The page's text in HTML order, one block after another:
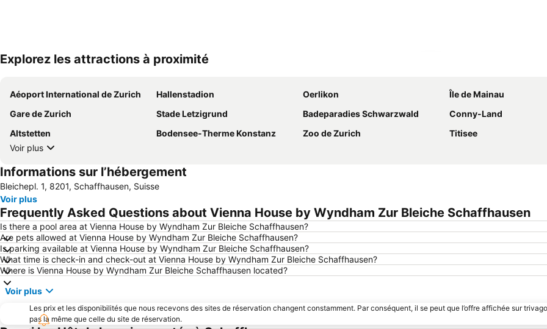
Explorez les attractions à proximité
Aéoport International de Zurich Hallenstadion Oerlikon
Île de Mainau
Gare de Zurich
Stade Letzigrund Badeparadies Schwarzwald
Conny-Land
Altstetten
Bodensee-Therme Konstanz Zoo de Zurich
Titisee
Voir plus
Informations sur l’hébergement
Bleichepl. 1, 8201, Schaffhausen, Suisse
Voir plus
Frequently Asked Questions about Vienna House by Wyndham Zur Bleiche Schaffhausen
Is there a pool area at Vienna House by Wyndham Zur Bleiche Schaffhausen?
Are pets allowed at Vienna House by Wyndham Zur Bleiche Schaffhausen?
Is parking available at Vienna House by Wyndham Zur Bleiche Schaffhausen?
What time is check-in and check-out at Vienna House by Wyndham Zur Bleiche Schaffhausen?
Where is Vienna House by Wyndham Zur Bleiche Schaffhausen located?
Voir plus
Les prix et les disponibilités que nous recevons des sites de réservation changent constamment. Par conséquent, il se peut que l’offre affichée sur
pas la même que celle du site de réservation.